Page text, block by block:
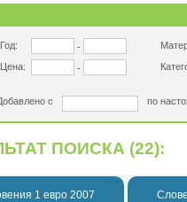
Год: -
Цена:
-
с по
ПОИСКА (22):
1 евро 2007